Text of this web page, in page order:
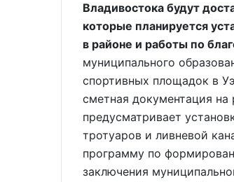
Владивостока будут
которые планируется
в районе и работы по
муниципального
спортивных площадок в
сметная документация на
предусматривает
тротуаров и ливневой
программу по
заключения